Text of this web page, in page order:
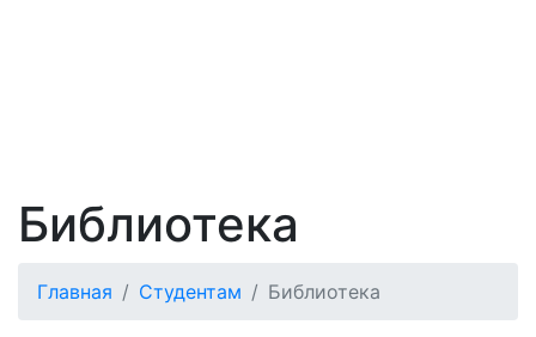
Библиотека
Главная Студентам Библиотека